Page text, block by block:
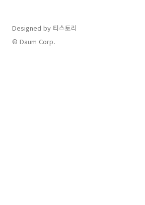
기 결과는 아래와 같이 3:1 대한민국의 승!! (대~
한민국 짝짝 짝 짝짝) 우리들의 꿈돌이 이강인 선
수가 후반전afatant.com 두..
Designed by 티스토리
© Daum Corp.